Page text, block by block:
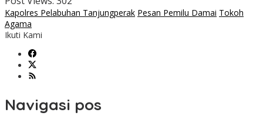
Kapolres Pelabuhan Tanjungperak Pesan Pemilu Damai Tokoh
Agama
Ikuti Kami
Navigasi pos